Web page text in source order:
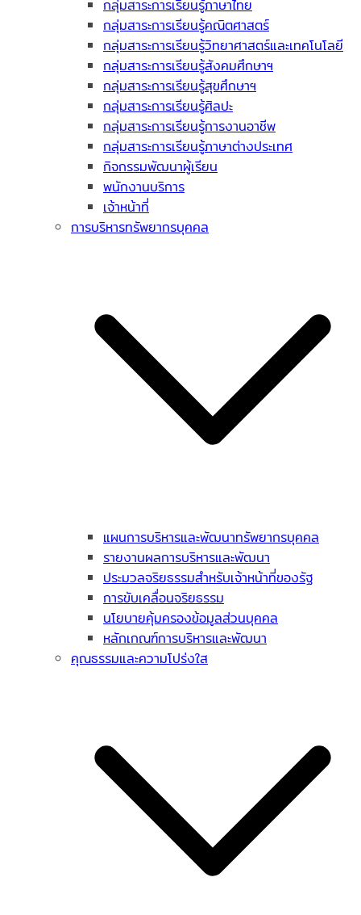
กลุ่มสาระการเรียนรู้ภาษาไทย
กลุ่มสาระการเรียนรู้คณิตศาสตร์
กลุ่มสาระการเรียนรู้วิทยาศาสตร์และเทคโนโลยี
กลุ่มสาระการเรียนรู้สังคมศึกษาฯ
กลุ่มสาระการเรียนรู้สุขศึกษาฯ
กลุ่มสาระการเรียนรู้ศิลปะ
กลุ่มสาระการเรียนรู้การงานอาชีพ
กลุ่มสาระการเรียนรู้ภาษาต่างประเทศ
กิจกรรมพัฒนาผู้เรียน
พนักงานบริการ
เจ้าหน้าที่
การบริหารทรัพยากรบุคคล
แผนการบริหารและพัฒนาทรัพยากรบุคคล
รายงานผลการบริหารและพัฒนา
ประมวลจริยธรรมสำหรับเจ้าหน้าที่ของรัฐ
การขับเคลื่อนจริยธรรม
นโยบายคุ้มครองข้อมูลส่วนบุคคล
หลักเกณฑ์การบริหารและพัฒนา
คุณธรรมและความโปร่งใส